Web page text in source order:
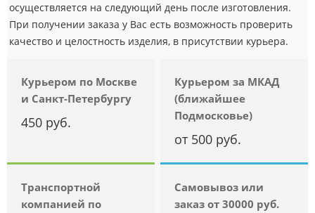
осуществляется на следующий день после изготовления.
При получении заказа у Вас есть возможность проверить
качество и целостность изделия, в присутствии курьера.
Курьером по Москве
и Санкт-Петербургу
450 руб.
Курьером за МКАД
(ближайшее
Подмосковье)
от 500 руб.
Транспортной
компанией по
Самовывоз или
заказ от 30000 руб.